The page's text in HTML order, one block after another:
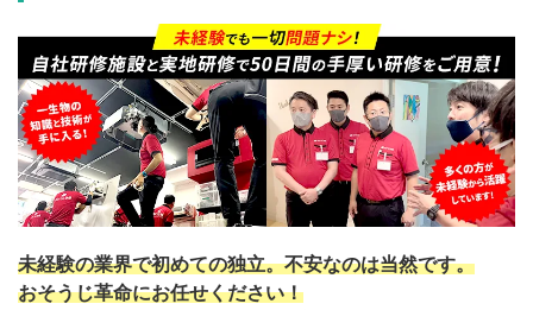
未経験の業界で初めての独立。不安なのは当然です。
おそうじ革命にお任せください！